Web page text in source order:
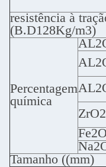
resistência à
(B.D128Kg/m3)
Percentagem
química
ZrO2
Tamanho ((mm)